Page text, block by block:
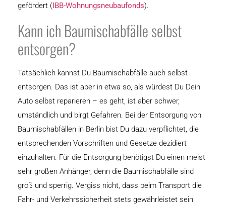
gefördert (IBB-Wohnungsneubaufonds).
Kann ich Baumischabfälle selbst
entsorgen?
Tatsächlich kannst Du Baumischabfälle auch selbst
entsorgen. Das ist aber in etwa so, als würdest Du Dein
Auto selbst reparieren – es geht, ist aber schwer,
umständlich und birgt Gefahren. Bei der Entsorgung von
Baumischabfällen in Berlin bist Du dazu verpflichtet, die
entsprechenden Vorschriften und Gesetze dezidiert
einzuhalten. Für die Entsorgung benötigst Du einen meist
sehr großen Anhänger, denn die Baumischabfälle sind
groß und sperrig. Vergiss nicht, dass beim Transport die
Fahr- und Verkehrssicherheit stets gewährleistet sein